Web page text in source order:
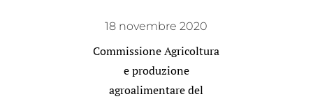
18 novembre 2020
Commissione Agricoltura
e produzione
agroalimentare del